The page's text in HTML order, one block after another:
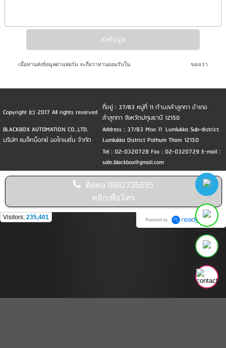
เมื่อท่านส่งข้อมูลผ่านฟอร์ม จะถือว่าท่านยอมรับในนโยบายความเป็นส่วนตัว ของเรา
Copyright (c) 2017 All rights reserved ที่อยู่ : 37/83 หมู่ที่ 11 ตำบลลำลูกกา อำเภอ
ลำลูกกา จังหวัดปทุมธานี 12150
BLACKBOX AUTOMATION CO.,LTD.
บริษัท แบล็คบ็อกซ์ ออโตเมชั่น จำกัด
Address : 37/83 Moo 11 Lumlukka Sub-district
Lumlukka District Pathum Thani 12150
Tel : 02-0320728 Fax : 02-0320729 E-mail :
sale.blackbox@gmail.com
ติดต่อ 0982735695
คลิกเพื่อโทร
Visitors: 235,401